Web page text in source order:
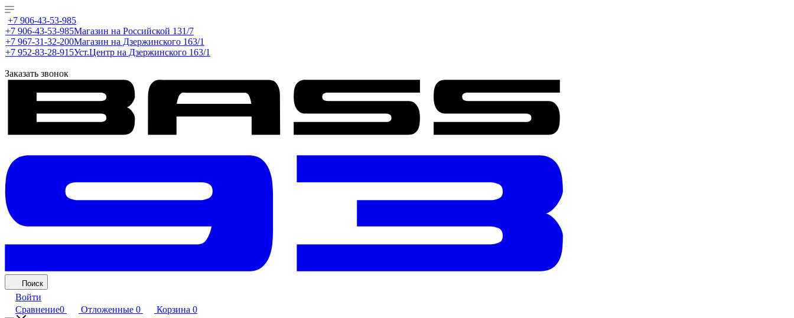
+7 906-43-53-985
+7 906-43-53-985Магазин на Российской 131/7
+7 967-31-32-200Магазин на Дзержинского 163/1
+7 952-83-28-915Уст.Центр на Дзержинского 163/1
Заказать звонок
Поиск
Войти
Сравнение0 Отложенные 0 Корзина 0